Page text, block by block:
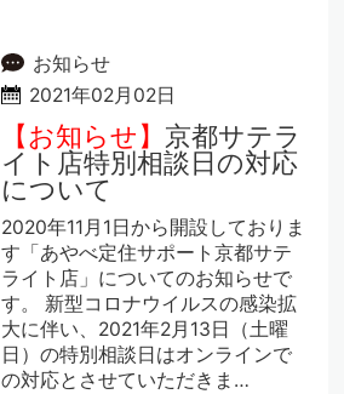
お知らせ
2021年02月02日
【お知らせ】 京都サテラ
イト店特別相談日の対応
について
2020年11月1日から開設しておりま
す「あやべ定住サポート京都サテ
ライト店」についてのお知らせで
す。 新型コロナウイルスの感染拡
大に伴い、2021年2月13日（土曜
日）の特別相談日はオンラインで
の対応とさせていただきま…